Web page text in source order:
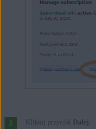
Kliknij przycisk Dalej